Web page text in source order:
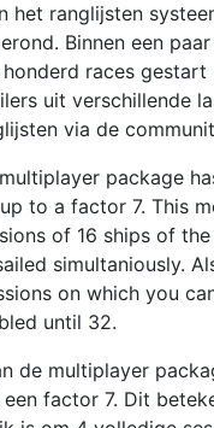
het ranglijsten
Binnen een
races gestart
uit verschillende
via de
package
to a factor 7. This
of 16 ships of
simultaniously.
on which you
until 32.
de multiplayer
factor 7. Dit